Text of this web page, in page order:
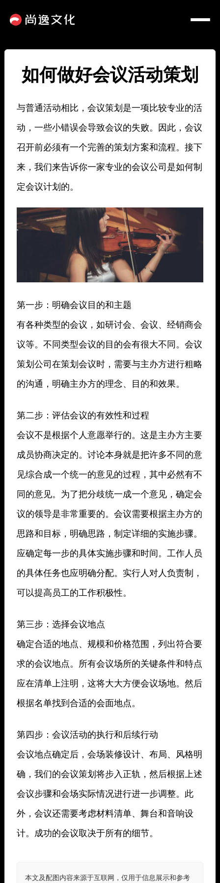
如何做好会议活动策划
与普通活动相比，会议策划是一项比较专业的活
动，一些小错误会导致会议的失败。因此，会议
召开前必须有一个完善的策划方案和流程。接下
来，我们来告诉你一家专业的会议公司是如何制
定会议计划的。
第一步：明确会议目的和主题
有各种类型的会议，如研讨会、会议、经销商会
议等。不同类型会议的目的会有很大不同。会议
策划公司在策划会议时，需要与主办方进行粗略
的沟通，明确主办方的理念、目的和效果。
第二步：评估会议的有效性和过程
会议不是根据个人意愿举行的。这是主办方主要
成员协商决定的。讨论本身就是把许多不同的意
见综合成一个统一的意见的过程，其中必然有不
同的意见。为了把分歧统一成一个意见，确定会
议的领导是非常重要的。会议需要根据主办方的
思路和目标，明确思路，制定详细的实施步骤。
应确定每一步的具体实施步骤和时间。工作人员
的具体任务也应明确分配。实行人对人负责制，
可以提高员工的工作积极性。
第三步：选择会议地点
确定合适的地点、规模和价格范围，列出符合要
求的会议地点。所有会议场所的关键条件和特点
应在清单上注明，这将大大方便会议场地。然后
根据名单找到合适的会面地点。
第四步：会议活动的执行和后续行动
会议地点确定后，会场装修设计、布局、风格明
确，我们的会议策划将步入正轨，然后根据上述
会议步骤和会场实际情况进行进一步调整。此
外，会议还需要考虑材料清单、舞台和音响设
计。成功的会议取决于所有的细节。
本文及配图内容来源于互联网，仅用于信息展示和参考